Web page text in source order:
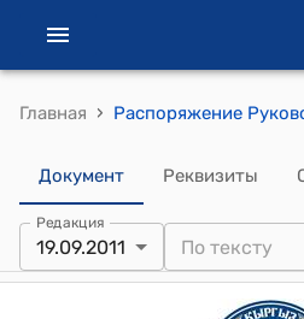
Главная ›
Документ Реквизиты
Редакция
19.09.2011